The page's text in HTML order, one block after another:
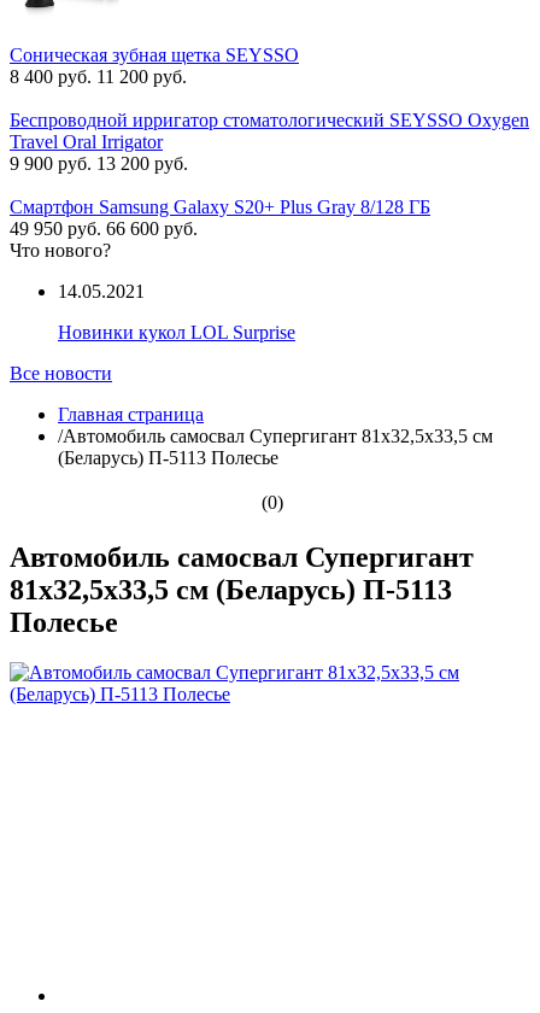
Соническая зубная щетка SEYSSO
8 400 руб. 11 200 руб.
Беспроводной ирригатор стоматологический SEYSSO Oxygen
Travel Oral Irrigator
9 900 руб. 13 200 руб.
Смартфон Samsung Galaxy S20+ Plus Gray 8/128 ГБ
49 950 руб. 66 600 руб.
Что нового?
14.05.2021
Новинки кукол LOL Surprise
Все новости
Главная страница
/Автомобиль самосвал Супергигант 81х32,5х33,5 см
(Беларусь) П-5113 Полесье
(0)
Автомобиль самосвал Супергигант
81х32,5х33,5 см (Беларусь) П-5113
Полесье